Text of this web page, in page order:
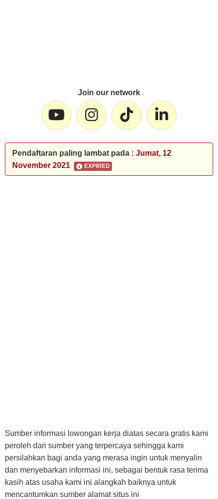
Join our network
Pendaftaran paling lambat pada : Jumat, 12
November 2021
EXPIRED
Sumber informasi lowongan kerja diatas secara gratis kami
peroleh dari sumber yang terpercaya sehingga kami
persilahkan bagi anda yang merasa ingin untuk menyalin
dan menyebarkan informasi ini, sebagai bentuk rasa terima
kasih atas usaha kami ini alangkah baiknya untuk
mencantumkan sumber alamat situs ini